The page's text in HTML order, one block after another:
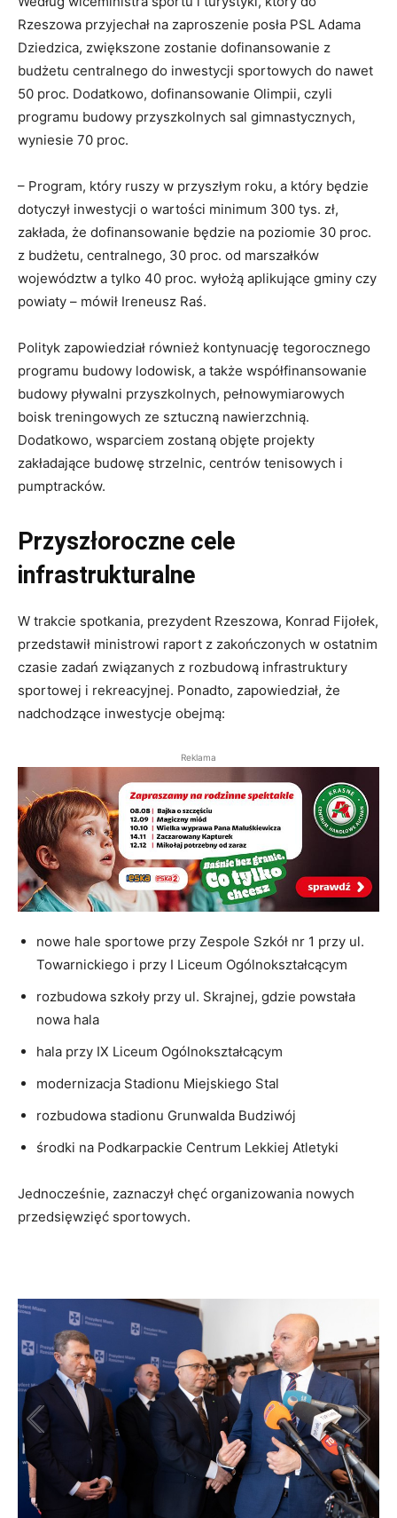
Rzeszowa przyjechał na zaproszenie posła PSL Adama
Dziedzica, zwiększone zostanie dofinansowanie z
budżetu centralnego do inwestycji sportowych do nawet
50 proc. Dodatkowo, dofinansowanie Olimpii, czyli
programu budowy przyszkolnych sal gimnastycznych,
wyniesie 70 proc.
– Program, który ruszy w przyszłym roku, a który będzie
dotyczył inwestycji o wartości minimum 300 tys. zł,
zakłada, że dofinansowanie będzie na poziomie 30 proc.
z budżetu, centralnego, 30 proc. od marszałków
województw a tylko 40 proc. wyłożą aplikujące gminy czy
powiaty – mówił Ireneusz Raś.
Polityk zapowiedział również kontynuację tegorocznego
programu budowy lodowisk, a także współfinansowanie
budowy pływalni przyszkolnych, pełnowymiarowych
boisk treningowych ze sztuczną nawierzchnią.
Dodatkowo, wsparciem zostaną objęte projekty
zakładające budowę strzelnic, centrów tenisowych i
pumptracków.
Przyszłoroczne cele
infrastrukturalne
W trakcie spotkania, prezydent Rzeszowa, Konrad Fijołek,
przedstawił ministrowi raport z zakończonych w ostatnim
czasie zadań związanych z rozbudową infrastruktury
sportowej i rekreacyjnej. Ponadto, zapowiedział, że
nadchodzące inwestycje obejmą:
Reklama
nowe hale sportowe przy Zespole Szkół nr 1 przy ul.
Towarnickiego i przy I Liceum Ogólnokształcącym
rozbudowa szkoły przy ul. Skrajnej, gdzie powstała
nowa hala
hala przy IX Liceum Ogólnokształcącym
modernizacja Stadionu Miejskiego Stal
rozbudowa stadionu Grunwalda Budziwój
środki na Podkarpackie Centrum Lekkiej Atletyki
Jednocześnie, zaznaczył chęć organizowania nowych
przedsięwzięć sportowych.